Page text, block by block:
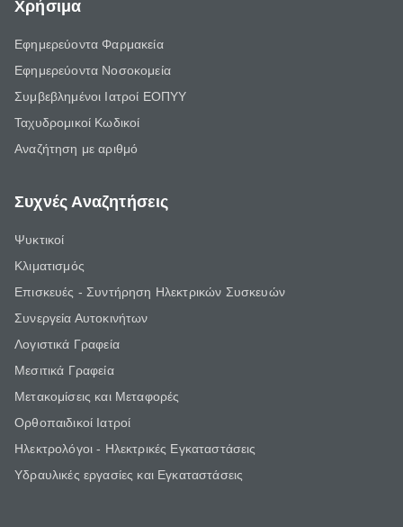
Χρήσιμα
Εφημερεύοντα Φαρμακεία
Εφημερεύοντα Νοσοκομεία
Συμβεβλημένοι Ιατροί ΕΟΠΥΥ
Ταχυδρομικοί Κωδικοί
Αναζήτηση με αριθμό
Συχνές Αναζητήσεις
Ψυκτικοί
Κλιματισμός
Επισκευές - Συντήρηση Ηλεκτρικών Συσκευών
Συνεργεία Αυτοκινήτων
Λογιστικά Γραφεία
Μεσιτικά Γραφεία
Μετακομίσεις και Μεταφορές
Ορθοπαιδικοί Ιατροί
Ηλεκτρολόγοι - Ηλεκτρικές Εγκαταστάσεις
Υδραυλικές εργασίες και Εγκαταστάσεις